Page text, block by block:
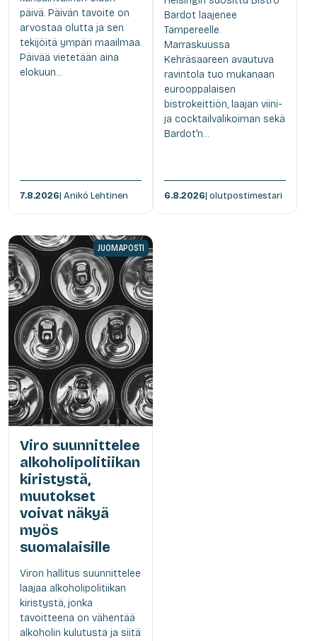
päivä. Päivän tavoite on
arvostaa olutta ja sen
tekijöitä ympäri maailmaa.
Päivää vietetään aina
elokuun...
7.8.2026| Anikó Lehtinen
Bardot laajenee
Tampereelle.
Marraskuussa
Kehräsaareen avautuva
ravintola tuo mukanaan
eurooppalaisen
bistrokeittiön, laajan viini-
ja cocktailvalikoiman sekä
Bardot'n...
6.8.2026| olutpostimestari
JUOMAPOSTI
Viro suunnittelee
alkoholipolitiikan
kiristystä,
muutokset
voivat näkyä
myös
suomalaisille
Viron hallitus suunnittelee
laajaa alkoholipolitiikan
kiristystä, jonka
tavoitteena on vähentää
alkoholin kulutusta ja siitä